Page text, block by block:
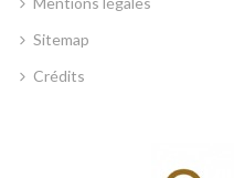
Sitemap
Crédits